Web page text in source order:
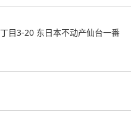
目3-20 东日本不动产仙台一番